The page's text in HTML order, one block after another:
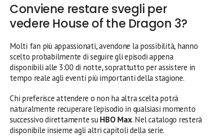
Conviene restare svegli per
vedere House of the Dragon 3?
Molti fan più appassionati, avendone la possibilità, hanno
scelto probabilmente di seguire gli episodi appena
disponibili alle 3:00 di notte, soprattutto per assistere in
tempo reale agli eventi più importanti della stagione.
Chi preferisce attendere o non ha altra scelta potrà
naturalmente recuperare l’episodio in qualsiasi momento
successivo direttamente suHBO Max. Nel catalogo resterà
disponibile insieme agli altri capitoli della serie.